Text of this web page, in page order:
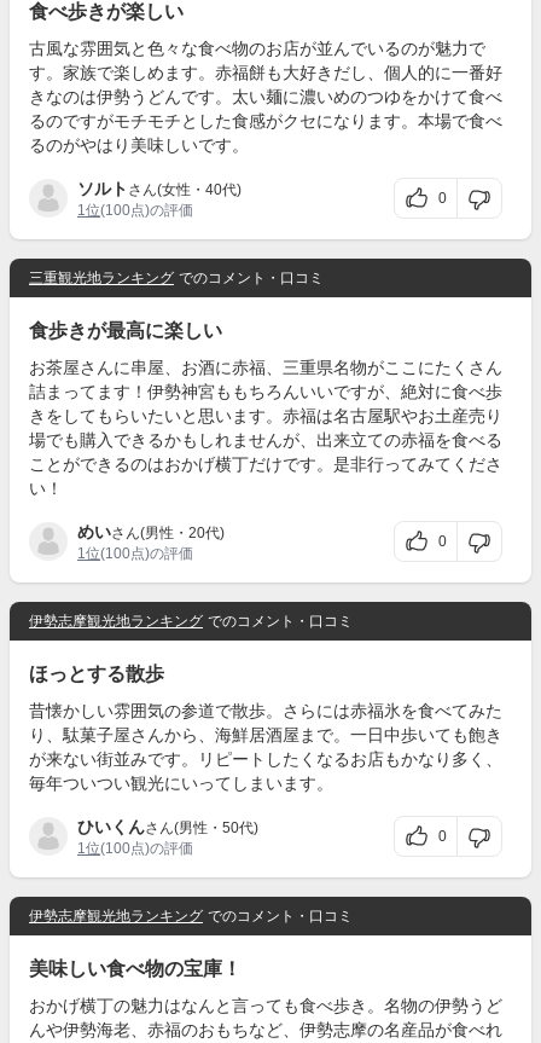
食べ歩きが楽しい
古風な雰囲気と色々な食べ物のお店が並んでいるのが魅力で
す。家族で楽しめます。赤福餅も大好きだし、個人的に一番好
きなのは伊勢うどんです。太い麺に濃いめのつゆをかけて食べ
るのですがモチモチとした食感がクセになります。本場で食べ
るのがやはり美味しいです。
ソルト さん(女性・40代)
1位(100点)の評価
0
三重観光地ランキング でのコメント・口コミ
食歩きが最高に楽しい
お茶屋さんに串屋、お酒に赤福、三重県名物がここにたくさん
詰まってます！伊勢神宮ももちろんいいですが、絶対に食べ歩
きをしてもらいたいと思います。赤福は名古屋駅やお土産売り
場でも購入できるかもしれませんが、出来立ての赤福を食べる
ことができるのはおかげ横丁だけです。是非行ってみてくださ
い！
めいさん(男性・20代)
1位(100点)の評価
0
伊勢志摩観光地ランキング でのコメント・口コミ
ほっとする散歩
昔懐かしい雰囲気の参道で散歩。さらには赤福氷を食べてみた
り、駄菓子屋さんから、海鮮居酒屋まで。一日中歩いても飽き
が来ない街並みです。リピートしたくなるお店もかなり多く、
毎年ついつい観光にいってしまいます。
ひいくんさん(男性・50代)
1位(100点)の評価
0
伊勢志摩観光地ランキング でのコメント・口コミ
美味しい食べ物の宝庫！
おかげ横丁の魅力はなんと言っても食べ歩き。名物の伊勢うど
んや伊勢海老、赤福のおもちなど、伊勢志摩の名産品が食べれ